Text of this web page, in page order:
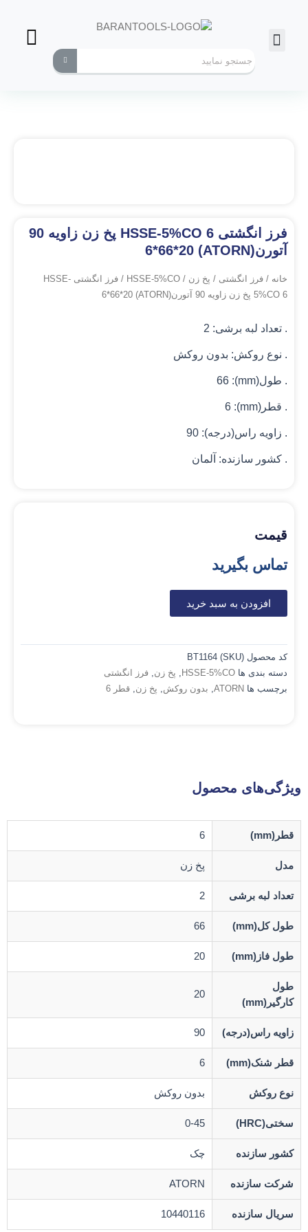
فرز انگشتی HSSE-5%CO 6 پخ زن زاویه 90
آتورن(ATORN) 6*66*20
خانه / فرز انگشتی / پخ زن /
HSSE-5%CO
/ فرز انگشتی HSSE-
5%CO 6 پخ زن زاویه 90 آتورن(ATORN) 6*66*20
. تعداد لبه برشی: 2
. نوع روکش: بدون روکش
. طول(mm): 66
. قطر(mm): 6
. زاویه راس(درجه): 90
. کشور سازنده: آلمان
قیمت
تماس بگیرید
افزودن به سبد خرید
کد محصول (SKU)
BT1164
دسته بندی ها HSSE-5%CO
, پخ زن, فرز انگشتی
برچسب ها ATORN
, بدون روکش, پخ زن, قطر 6
ویژگی‌های محصول
قطر(mm) 6
مدل پخ زن
تعداد لبه برشی 2
طول کل(mm) 66
طول فاز(mm) 20
طول
کارگیر(mm)
20
زاویه راس(درجه) 90
قطر شنک(mm) 6
نوع روکش بدون روکش
سختی(HRC) 0-45
کشور سازنده چک
شرکت سازنده ATORN
سریال سازنده 10440116